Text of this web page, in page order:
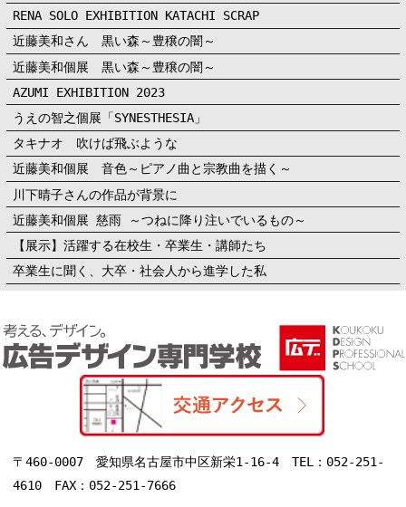
RENA SOLO EXHIBITION KATACHI SCRAP
近藤美和さん 黒い森～豊穣の闇～
近藤美和個展 黒い森～豊穣の闇～
AZUMI EXHIBITION 2023
うえの智之個展「SYNESTHESIA」
タキナオ 吹けば飛ぶような
近藤美和個展 音色～ピアノ曲と宗教曲を描く～
川下晴子さんの作品が背景に
近藤美和個展 慈雨 ～つねに降り注いでいるもの～
【展示】活躍する在校生・卒業生・講師たち
卒業生に聞く、大卒・社会人から進学した私
〒460-0007 愛知県名古屋市中区新栄1-16-4 TEL：052-251-
4610 FAX：052-251-7666